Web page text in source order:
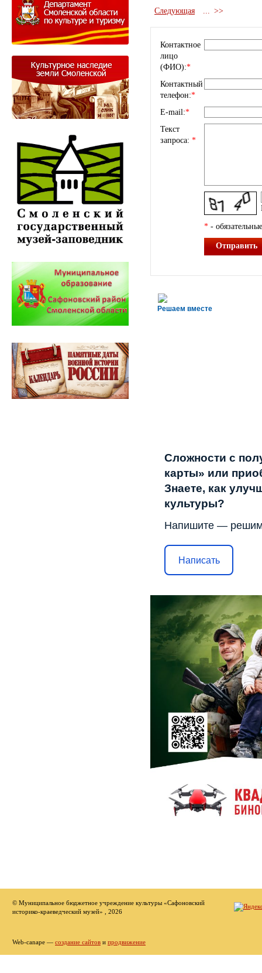
Следующая
>>
Контактное
лицо
(ФИО):*
Контактный
телефон:*
E-mail:*
Текст
запроса: *
* -
Отправить
Решаем вместе
Сложности с
карты» или
Знаете, как
культуры?
Напишите —
Написать
© Муниципальное бюджетное учреждение культуры «Сафоновский
историко-краеведческий музей» , 2026
Web-canape — создание сайтов и продвижение